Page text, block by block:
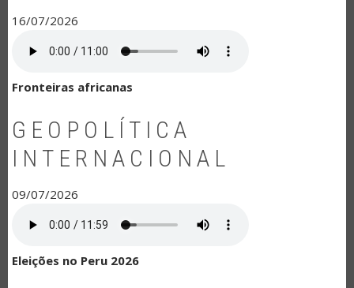
16/07/2026
Fronteiras africanas
GEOPOLÍTICA
INTERNACIONAL
09/07/2026
Eleições no Peru 2026